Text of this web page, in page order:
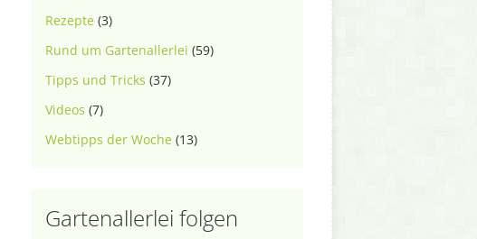
Rezepte (3)
Rund um Gartenallerlei (59)
Tipps und Tricks (37)
Videos (7)
Webtipps der Woche (13)
Gartenallerlei folgen